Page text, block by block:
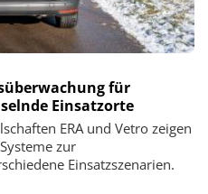
für
Einsatzorte
ERA und Vetro zeigen
zur
Einsatzszenarien.